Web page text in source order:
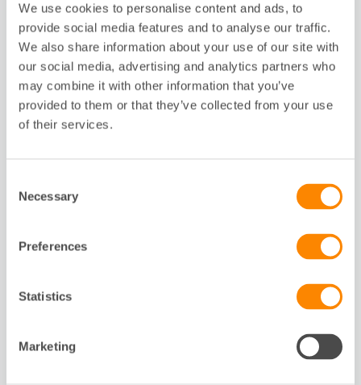
We use cookies to personalise content and ads, to
provide social media features and to analyse our traffic.
We also share information about your use of our site with
our social media, advertising and analytics partners who
may combine it with other information that you’ve
provided to them or that they’ve collected from your use
of their services.
Selection
Necessary
Preferences
Statistics
Marketing
Som medlem hos Fastighetsägarna GFR,
MittNord och Syd kan du köpa mätdosor för
radon till ett förmånligt pris. Välj mellan
mätpaket för långtidsmätning eller
korttidsmätning. Varje mätpaket innehåller två
dosor.